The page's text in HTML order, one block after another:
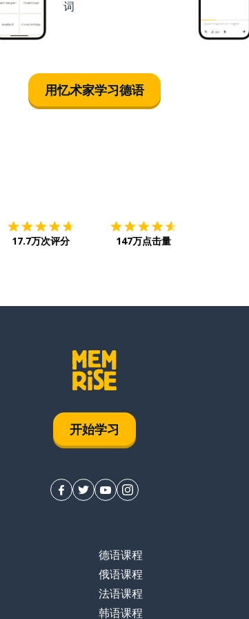
词
用忆术家学习德语
17.7万次评分 147万点击量
开始学习
德语课程
俄语课程
法语课程
韩语课程